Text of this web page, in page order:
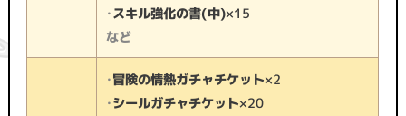
・スキル強化の書(中)×15
など
・冒険の情熱ガチャチケット×2
・シールガチャチケット×20